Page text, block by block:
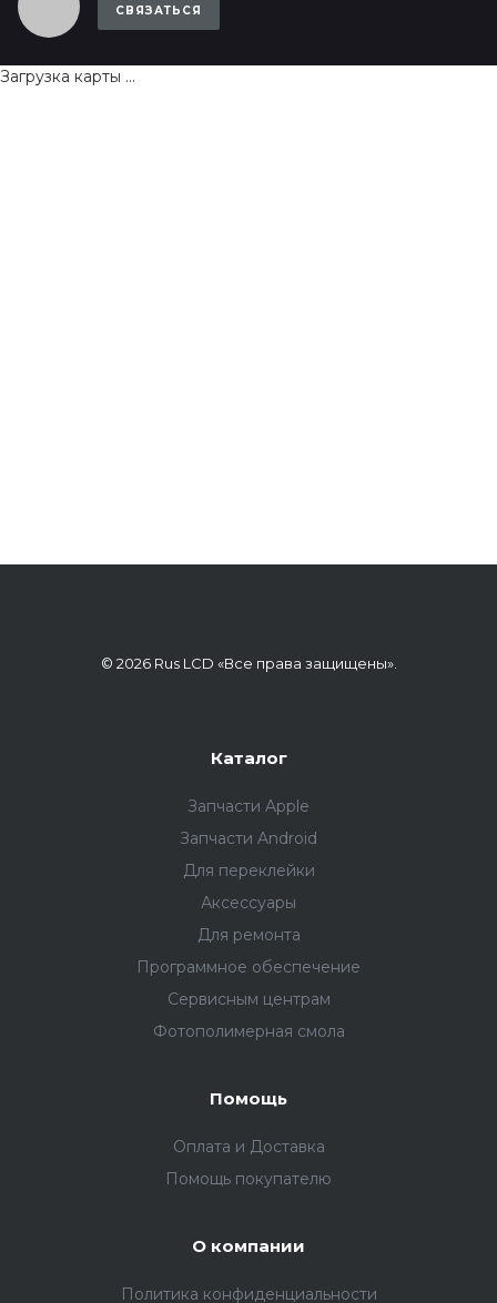
СВЯЗАТЬСЯ
Загрузка карты ...
© 2026 Rus LCD «Все права защищены».
Каталог
Запчасти Apple
Запчасти Android
Для переклейки
Аксессуары
Для ремонта
Программное обеспечение
Сервисным центрам
Фотополимерная смола
Помощь
Оплата и Доставка
Помощь покупателю
О компании
Политика конфиденциальности